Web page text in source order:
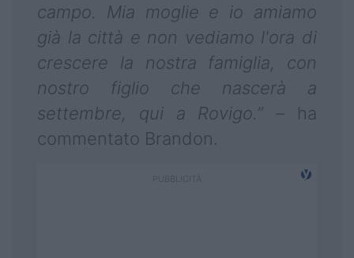
campo. Mia moglie e io amiamo
già la città e non vediamo l'ora di
crescere la nostra famiglia, con
nostro figlio che nascerà a
settembre, qui a Rovigo.” – ha
commentato Brandon.